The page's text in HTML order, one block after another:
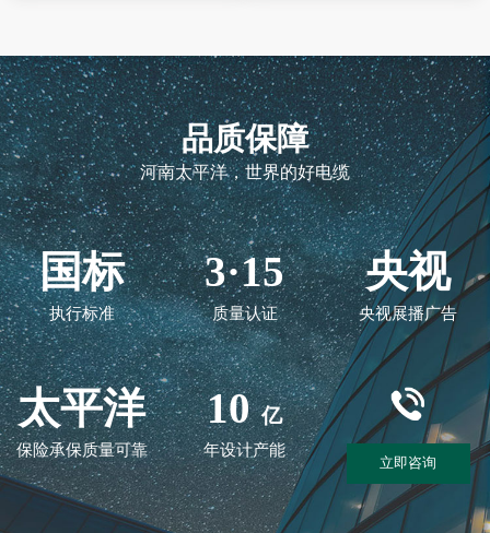
品质保障
河南太平洋，世界的好电缆
国标
执行标准
3·15
质量认证
央视
央视展播广告
太平洋
保险承保质量可靠
10 亿
年设计产能
立即咨询